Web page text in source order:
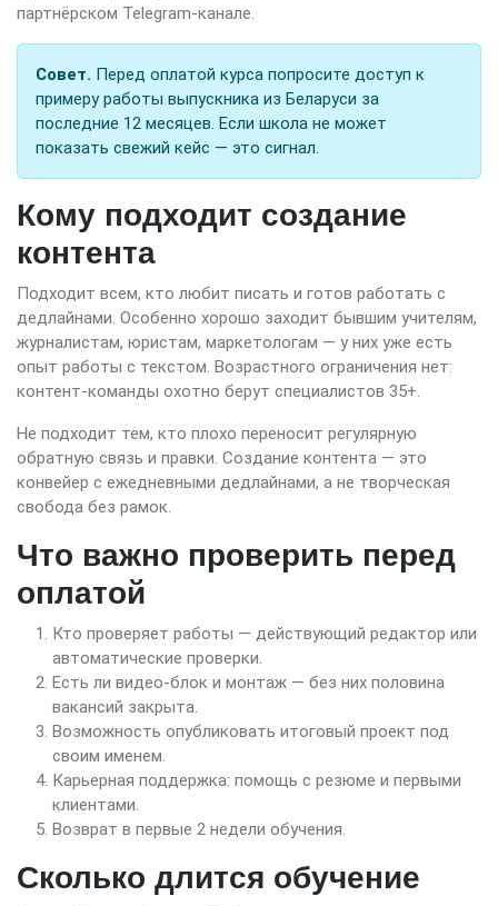
партнёрском Telegram-канале.
Совет. Перед оплатой курса попросите доступ к
примеру работы выпускника из Беларуси за
последние 12 месяцев. Если школа не может
показать свежий кейс — это сигнал.
Кому подходит создание
контента
Подходит всем, кто любит писать и готов работать с
дедлайнами. Особенно хорошо заходит бывшим учителям,
журналистам, юристам, маркетологам — у них уже есть
опыт работы с текстом. Возрастного ограничения нет:
контент-команды охотно берут специалистов 35+.
Не подходит тем, кто плохо переносит регулярную
обратную связь и правки. Создание контента — это
конвейер с ежедневными дедлайнами, а не творческая
свобода без рамок.
Что важно проверить перед
оплатой
Кто проверяет работы — действующий редактор или
автоматические проверки.
Есть ли видео-блок и монтаж — без них половина
вакансий закрыта.
Возможность опубликовать итоговый проект под
своим именем.
Карьерная поддержка: помощь с резюме и первыми
клиентами.
Возврат в первые 2 недели обучения.
Сколько длится обучение